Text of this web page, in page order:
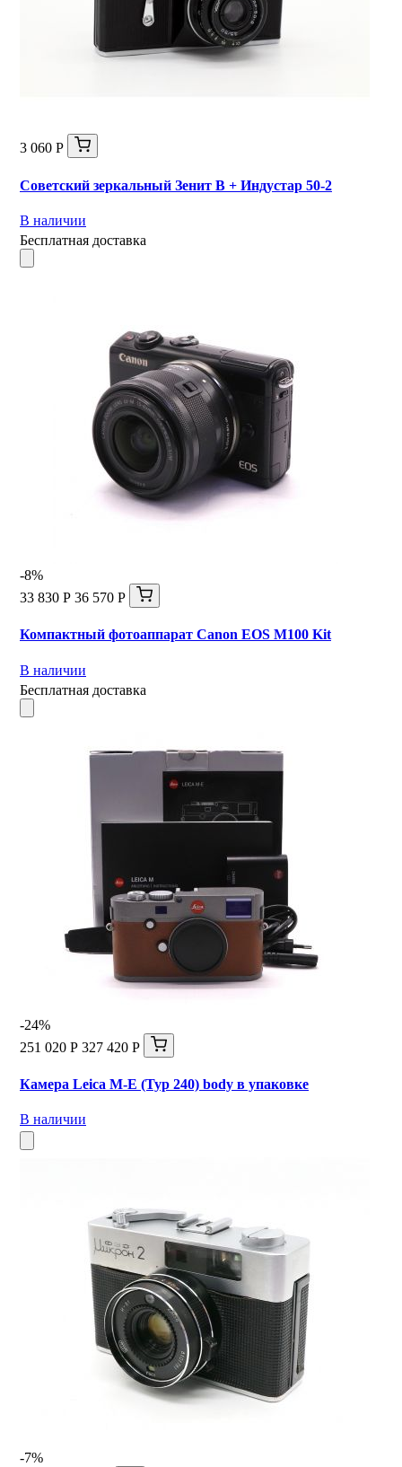
3 060 Р
Советский зеркальный Зенит В + Индустар 50-2
В наличии
Бесплатная доставка
-8%
33 830 Р 36 570 Р
Компактный фотоаппарат Canon EOS M100 Kit
В наличии
Бесплатная доставка
-24%
251 020 Р 327 420 Р
Камера Leica M-E (Typ 240) body в упаковке
В наличии
-7%